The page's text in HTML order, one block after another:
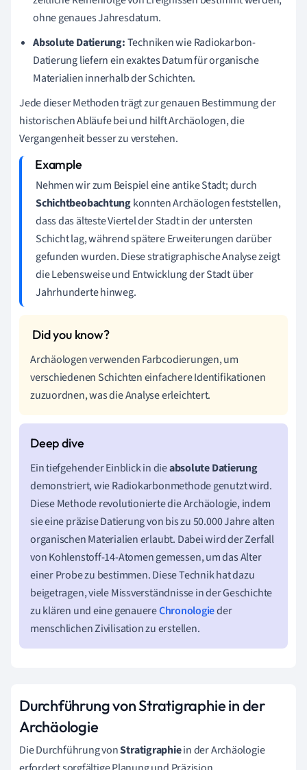
ohne genaues Jahresdatum.
Absolute Datierung:Techniken wie Radiokarbon-
Datierung liefern ein exaktes Datum für organische
Materialien innerhalb der Schichten.
Jede dieser Methoden trägt zur genauen Bestimmung der
historischen Abläufe bei und hilft Archäologen, die
Vergangenheit besser zu verstehen.
Nehmen wir zum Beispiel eine antike Stadt; durch
Schichtbeobachtungkonnten Archäologen feststellen,
dass das älteste Viertel der Stadt in der untersten
Schicht lag, während spätere Erweiterungen darüber
gefunden wurden. Diese stratigraphische Analyse zeigt
die Lebensweise und Entwicklung der Stadt über
Jahrhunderte hinweg.
Archäologen verwenden Farbcodierungen, um
verschiedenen Schichten einfachere Identifikationen
zuzuordnen, was die Analyse erleichtert.
Ein tiefgehender Einblick in dieabsolute Datierung
demonstriert, wie Radiokarbonmethode genutzt wird.
Diese Methode revolutionierte die Archäologie, indem
sie eine präzise Datierung von bis zu 50.000 Jahre alten
organischen Materialien erlaubt. Dabei wird der Zerfall
von Kohlenstoff-14-Atomen gemessen, um das Alter
einer Probe zu bestimmen. Diese Technik hat dazu
beigetragen, viele Missverständnisse in der Geschichte
zu klären und eine genauereChronologieder
menschlichen Zivilisation zu erstellen.
Durchführung von Stratigraphie in der
Archäologie
Die Durchführung vonStratigraphiein der Archäologie